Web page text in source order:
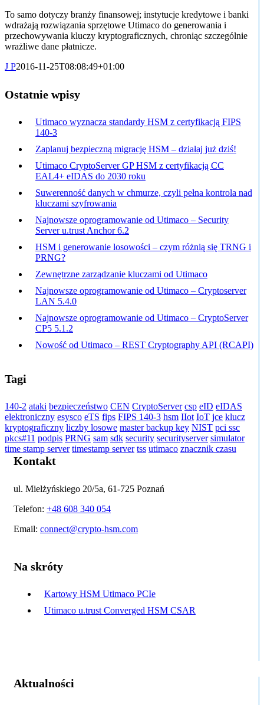
To samo dotyczy branży finansowej; instytucje kredytowe i banki
wdrażają rozwiązania sprzętowe Utimaco do generowania i
przechowywania kluczy kryptograficznych, chroniąc szczególnie
wrażliwe dane płatnicze.
J P2016-11-25T08:08:49+01:00
Ostatnie wpisy
Utimaco wyznacza standardy HSM z certyfikacją FIPS
140-3
Zaplanuj bezpieczną migrację HSM – działaj już dziś!
Utimaco CryptoServer GP HSM z certyfikacją CC
EAL4+ eIDAS do 2030 roku
Suwerenność danych w chmurze, czyli pełna kontrola nad
kluczami szyfrowania
Najnowsze oprogramowanie od Utimaco – Security
Server u.trust Anchor 6.2
HSM i generowanie losowości – czym różnią się TRNG i
PRNG?
Zewnętrzne zarządzanie kluczami od Utimaco
Najnowsze oprogramowanie od Utimaco – Cryptoserver
LAN 5.4.0
Najnowsze oprogramowanie od Utimaco – CryptoServer
CP5 5.1.2
Nowość od Utimaco – REST Cryptography API (RCAPI)
Tagi
140-2 ataki bezpieczeństwo CEN CryptoServer csp eID eIDAS
elektroniczny esysco eTS fips FIPS 140-3 hsm IIot IoT jce klucz
kryptograficzny liczby losowe master backup key NIST pci ssc
pkcs#11 podpis PRNG sam sdk security securityserver simulator
time stamp server timestamp server tss utimaco znacznik czasu
Kontakt
ul. Mielżyńskiego 20/5a, 61-725 Poznań
Telefon: +48 608 340 054
Email: connect@crypto-hsm.com
Na skróty
Kartowy HSM Utimaco PCIe
Utimaco u.trust Converged HSM CSAR
Aktualności